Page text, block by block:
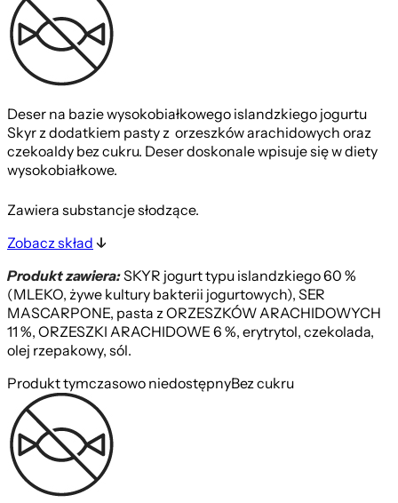
Deser na bazie wysokobiałkowego islandzkiego jogurtu
Skyr z dodatkiem pasty z orzeszków arachidowych oraz
czekoaldy bez cukru. Deser doskonale wpisuje się w diety
wysokobiałkowe.
Zawiera substancje słodzące.
Zobacz skład
Produkt zawiera:SKYR jogurt typu islandzkiego 60 %
(MLEKO, żywe kultury bakterii jogurtowych), SER
MASCARPONE, pasta z ORZESZKÓW ARACHIDOWYCH
11 %, ORZESZKI ARACHIDOWE 6 %, erytrytol, czekolada,
olej rzepakowy, sól.
Produkt tymczasowo niedostępnyBez cukru